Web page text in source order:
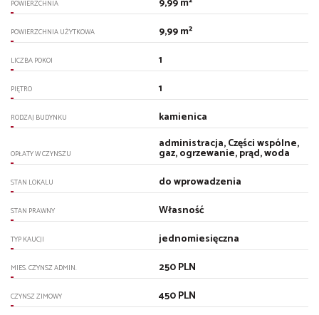
POWIERZCHNIA
POWIERZCHNIA UŻYTKOWA 9,99 m²
LICZBA POKOI 1
PIĘTRO 1
RODZAJ BUDYNKU kamienica
OPŁATY W CZYNSZU
administracja, Części wspólne,
gaz, ogrzewanie, prąd, woda
STAN LOKALU do wprowadzenia
STAN PRAWNY Własność
TYP KAUCJI jednomiesięczna
MIES. CZYNSZ ADMIN. 250 PLN
CZYNSZ ZIMOWY 450 PLN